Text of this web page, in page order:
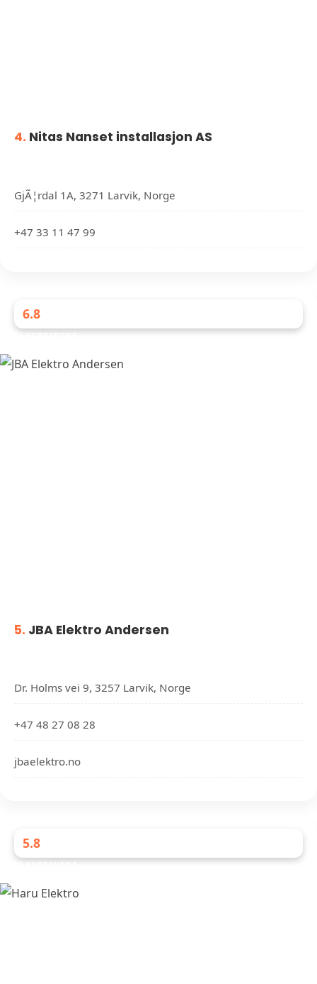
4. Nitas Nanset installasjon AS
GjÃ¦rdal 1A, 3271 Larvik, Norge
+47 33 11 47 99
6.8
5. JBA Elektro Andersen
Dr. Holms vei 9, 3257 Larvik, Norge
+47 48 27 08 28
jbaelektro.no
5.8